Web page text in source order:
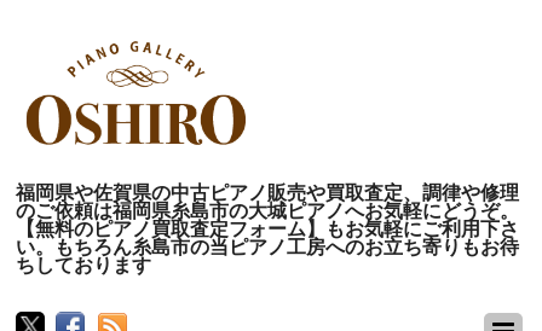
福岡県や佐賀県の中古ピアノ販売や買取査定、調律や修理
のご依頼は福岡県糸島市の大城ピアノへお気軽にどうぞ。
【無料のピアノ買取査定フォーム】もお気軽にご利用下さ
い。もちろん糸島市の当ピアノ工房へのお立ち寄りもお待
ちしております